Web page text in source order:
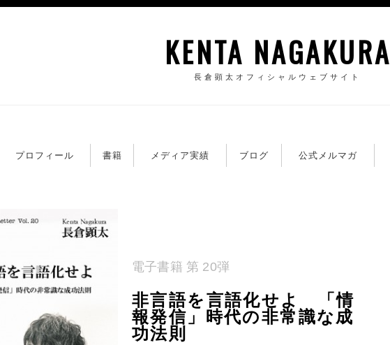
KENTA NAGAKURA
長倉顕太オフィシャルウェブサイト
プロフィール 書籍 メディア実績 ブログ 公式メルマガ
電子書籍 第 20弾
非言語を言語化せよ 「情
報発信」時代の非常識な成
功法則